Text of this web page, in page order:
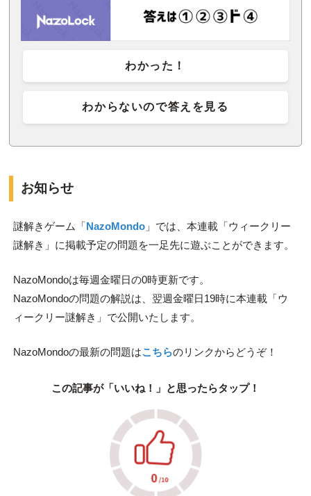
わかった！
わからないので答えを見る
お知らせ
謎解きゲーム「NazoMondo」では、本連載「ウィークリー
謎解き」に掲載予定の問題を一足先に遊ぶことができます。
NazoMondoは毎週金曜日の0時更新です。
NazoMondoの問題の解説は、翌週金曜日19時に本連載「ウ
ィークリー謎解き」で公開いたします。
NazoMondoの最新の問題はこちらのリンクからどうぞ！
この記事が「いいね！」と思ったらタップ！